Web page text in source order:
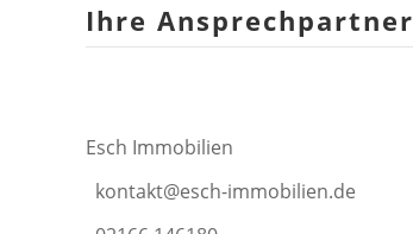
Ihre Ansprechpartner
Esch Immobilien
kontakt@esch-immobilien.de